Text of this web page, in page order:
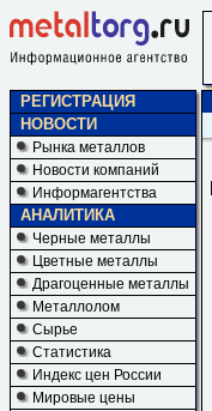
РЕГИСТРАЦИЯ
НОВОСТИ
Рынка металлов
Новости компаний
Информагентства
АНАЛИТИКА
Черные металлы
Цветные металлы
Драгоценные металлы
Металлолом
Сырье
Статистика
Индекс цен России
Мировые цены